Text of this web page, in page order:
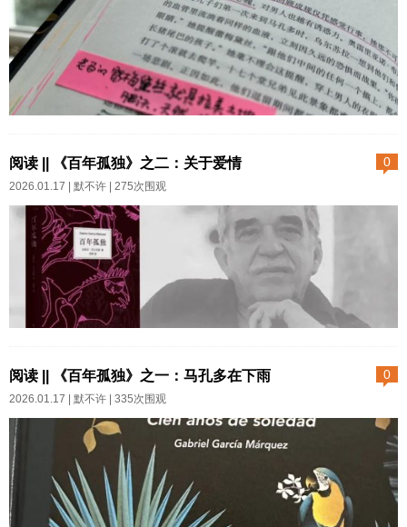
深水里，尘世的嘈杂忽然消声静
音……待我归来，大娘我仍旧拥
有一个有趣的灵魂。...
赖别人的话，你会强大很多。我
觉得每个女人年轻的时候都希望
自己小鸟依人，然后总有一部分
渐渐发觉靠人不如靠己，做爬藤
远不如成为一棵树，尽管在风雨
会长出坚实皮肉，迎风而立，自
图都是我从网络里找的。我自己
会弄，可是天气太热我实在懒得
开电脑。但不论咱的阅读量多么
低，借图的行为是不对的。如果
图片所有者介意，请联系我。我
愿意致歉并删除。丽贝卡和老何
的长子何塞·阿尔卡蒂奥，代表着
哥伦比亚这片土地的最原生的一
们当作任何一个本土的原生的少
山族，比如这里那里的。与那片
虎豹一样，他们从出生就属于，
他们拥有自己的语言和自己的生
0
阅读 || 《百年孤独》之二：关于爱情
2026.01.17 | 默不许 | 275次围观
部巨作的特殊性，我们还是要把
人物关系图拉出来。读纸质书的
时候，我也是要把这张图打印了
夹在书籍的扉页里，时不常取出
来对一对名字与关系。跟作家的
写作顺序相反，我是先读《霍乱
时期的爱情》再读的《百年孤
0
阅读 || 《百年孤独》之一：马孔多在下雨
2026.01.17 | 默不许 | 335次围观